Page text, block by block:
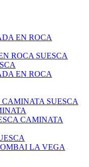
EN ROCA
ROCA SUESCA
EN ROCA
SUESCA
CAMINATA
LA VEGA